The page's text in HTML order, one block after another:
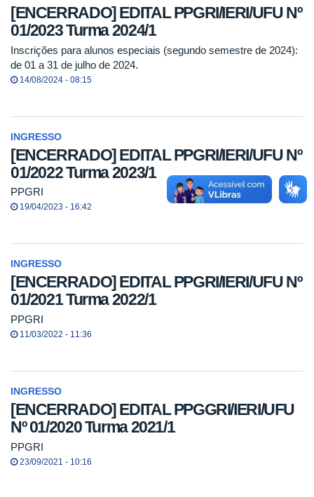
[ENCERRADO] EDITAL PPGRI/IERI/UFU Nº
01/2023 Turma 2024/1
Inscrições para alunos especiais (segundo semestre de 2024):
de 01 a 31 de julho de 2024.
14/08/2024 - 08:15
INGRESSO
[ENCERRADO] EDITAL PPGRI/IERI/UFU Nº
01/2022 Turma 2023/1
PPGRI
19/04/2023 - 16:42
INGRESSO
[ENCERRADO] EDITAL PPGRI/IERI/UFU Nº
01/2021 Turma 2022/1
PPGRI
11/03/2022 - 11:36
INGRESSO
[ENCERRADO] EDITAL PPGGRI/IERI/UFU
Nº 01/2020 Turma 2021/1
PPGRI
23/09/2021 - 10:16